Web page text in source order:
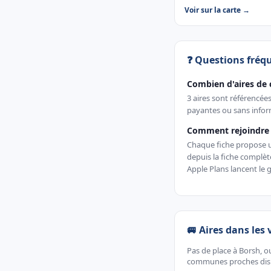
Voir sur la carte →
❓ Questions
Combien d'aires de
3 aires sont
payantes ou sans
Comment rejoindre
Chaque fiche propose
depuis la fiche
Apple Plans lancent le
🚐 Aires dans les
Pas de place à Borsh,
communes proches